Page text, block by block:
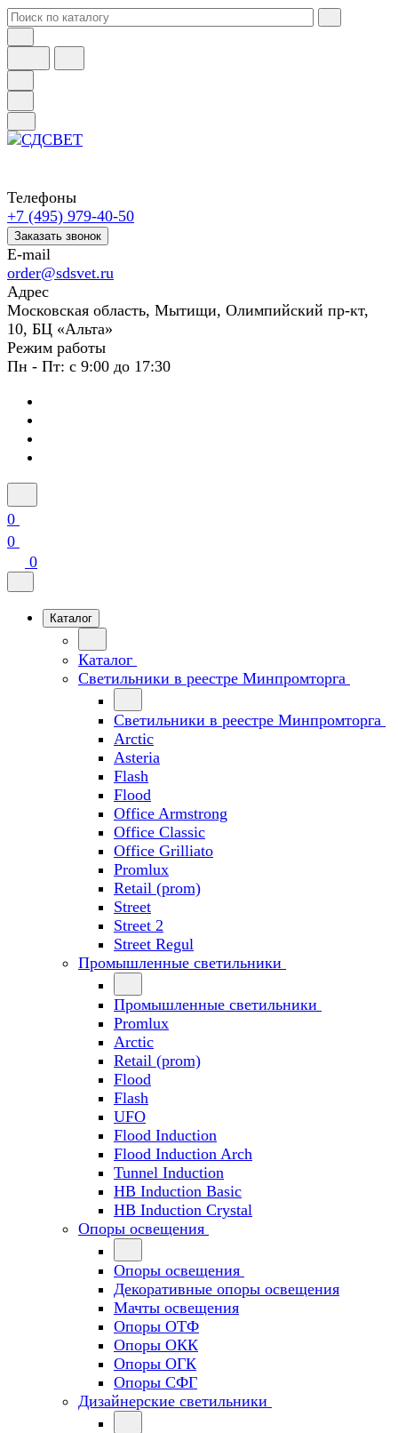
Телефоны
+7 (495) 979-40-50
Заказать звонок
E-mail
order@sdsvet.ru
Адрес
Московская область, Мытищи, Олимпийский пр-кт,
10, БЦ «Альта»
Режим работы
Пн - Пт: с 9:00 до 17:30
0
0
0
Каталог
Каталог
Светильники в реестре Минпромторга
Светильники в реестре Минпромторга
Arctic
Asteria
Flash
Flood
Office Armstrong
Office Classic
Office Grilliato
Promlux
Retail (prom)
Street
Street 2
Street Regul
Промышленные светильники
Промышленные светильники
Promlux
Arctic
Retail (prom)
Flood
Flash
UFO
Flood Induction
Flood Induction Arch
Tunnel Induction
HB Induction Basic
HB Induction Crystal
Опоры освещения
Опоры освещения
Декоративные опоры освещения
Мачты освещения
Опоры ОТФ
Опоры ОКК
Опоры ОГК
Опоры СФГ
Дизайнерские светильники